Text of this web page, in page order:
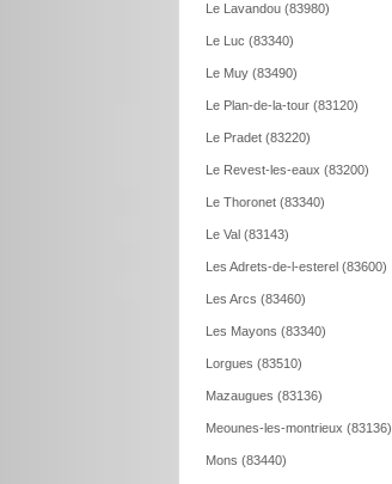
Le Lavandou (83980)
Le Luc (83340)
Le Muy (83490)
Le Plan-de-la-tour (83120)
Le Pradet (83220)
Le Revest-les-eaux (83200)
Le Thoronet (83340)
Le Val (83143)
Les Adrets-de-l-esterel (83600)
Les Arcs (83460)
Les Mayons (83340)
Lorgues (83510)
Mazaugues (83136)
Meounes-les-montrieux (83136)
Mons (83440)